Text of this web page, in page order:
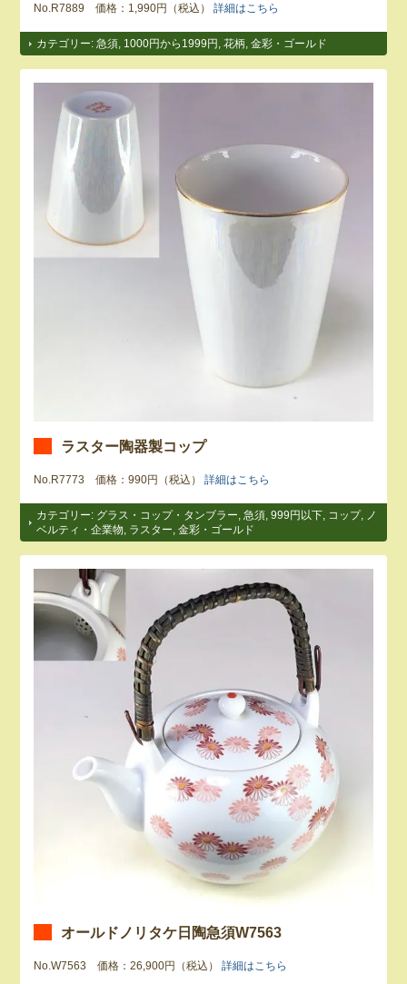
No.R7889 価格：1,990円（税込）詳細はこちら
カテゴリー:急須 1000円から1999円 ,花柄 ,金彩・ゴールド
ラスター陶器製コップ
No.R7773 価格：990円（税込）詳細はこちら
カテゴリー: グラス・コップ・タンブラー ,急須 ,999円以下 コップ,
ノ
ベルティ・企業物
ラスター ,金彩・ゴールド
オールドノリタケ日陶急須W7563
No.W7563 価格：26,900円（税込）詳細はこちら